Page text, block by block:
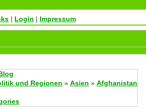
| Login | Impressum
und Regionen » Asien » Afghanistan